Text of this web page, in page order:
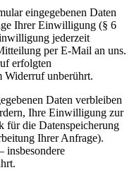
eingegebenen Daten
Ihrer Einwilligung (§ 6
jederzeit
per E-Mail an uns.
erfolgten
Widerruf unberührt.
Daten verbleiben
Ihre Einwilligung zur
für die Datenspeicherung
Ihrer Anfrage).
insbesondere